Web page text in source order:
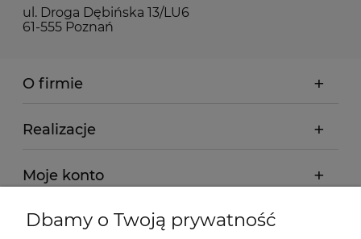
ul. Droga Dębińska 13/LU6
61-555 Poznań
O firmie
Realizacje
Moje konto
Regulamin
Dbamy o Twoją prywatność